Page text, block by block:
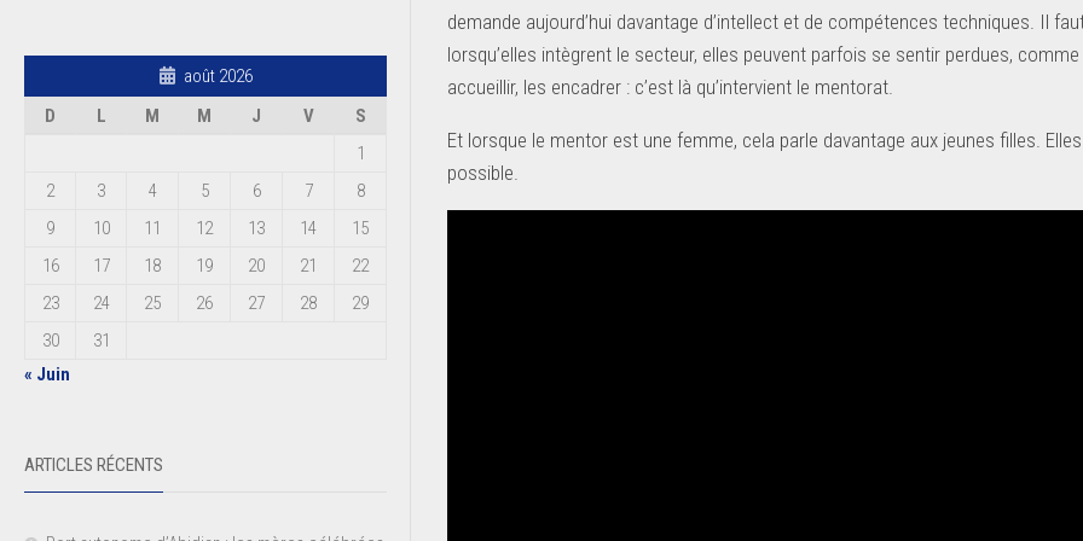
demande aujourd’hui davantage d’intellect et de compétences techniques. Il
lorsqu’elles intègrent le secteur, elles peuvent parfois se sentir perdues,
accueillir, les encadrer : c’est là qu’intervient le mentorat.
Et lorsque le mentor est une femme, cela parle davantage aux jeunes filles.
possible.
août 2026
D
L M M J V
S
1
2
3 4 5 6 7
8
9
10 11 12 13 14
15
16
17 18 19 20 21
22
23
24 25 26 27 28
29
30
31
« Juin
ARTICLES RÉCENTS